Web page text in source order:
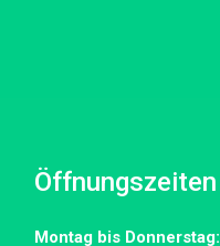
Öffnungszeiten
Montag bis Donnerstag: